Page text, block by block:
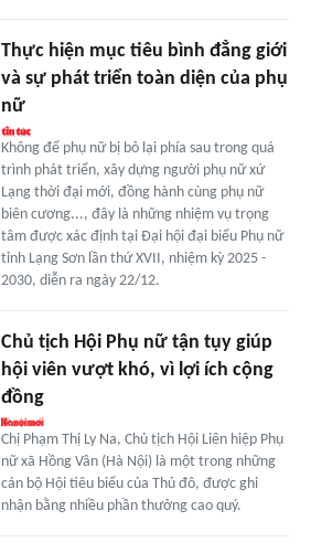
Thực hiện mục tiêu bình đẳng giới
và sự phát triển toàn diện của phụ
nữ
Không để phụ nữ bị bỏ lại phía sau trong quá
trình phát triển, xây dựng người phụ nữ xứ
Lạng thời đại mới, đồng hành cùng phụ nữ
biên cương..., đây là những nhiệm vụ trọng
tâm được xác định tại Đại hội đại biểu Phụ nữ
tỉnh Lạng Sơn lần thứ XVII, nhiệm kỳ 2025 -
2030, diễn ra ngày 22/12.
Chủ tịch Hội Phụ nữ tận tụy giúp
hội viên vượt khó, vì lợi ích cộng
đồng
Chị Phạm Thị Ly Na, Chủ tịch Hội Liên hiệp Phụ
nữ xã Hồng Vân (Hà Nội) là một trong những
cán bộ Hội tiêu biểu của Thủ đô, được ghi
nhận bằng nhiều phần thưởng cao quý.